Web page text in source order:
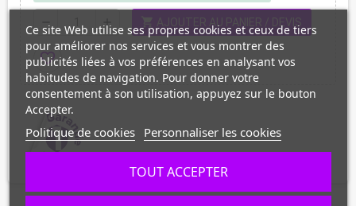
shopping_cart AJOUTER AU PANIER / DEVIS
favorite_border
Ce site Web utilise ses propres cookies et ceux de tiers
pour améliorer nos services et vous montrer des
publicités liées à vos préférences en analysant vos
habitudes de navigation. Pour donner votre
consentement à son utilisation, appuyez sur le bouton
Accepter.
Politique de cookies Personnaliser les cookies
TOUT ACCEPTER